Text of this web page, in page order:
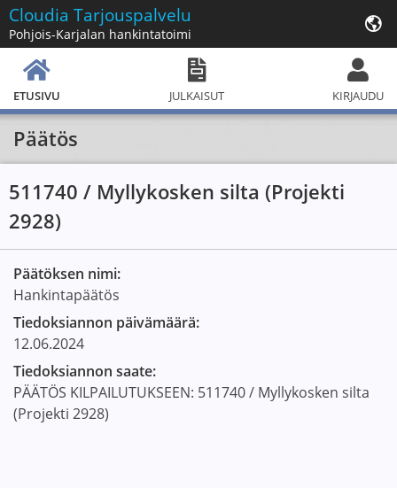
Cloudia Tarjouspalvelu
Pohjois-Karjalan hankintatoimi
ETUSIVU JULKAISUT KIRJAUDU
Päätös
511740 / Myllykosken silta (Projekti
2928)
Päätöksen nimi:
Hankintapäätös
Tiedoksiannon päivämäärä:
12.06.2024
Tiedoksiannon saate:
PÄÄTÖS KILPAILUTUKSEEN: 511740 / Myllykosken silta
(Projekti 2928)